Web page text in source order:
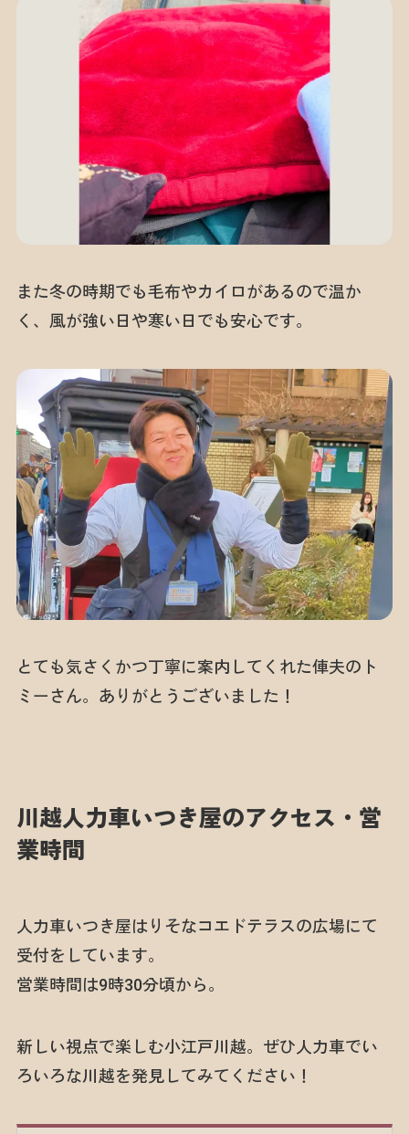
また冬の時期でも毛布やカイロがあるので温か
く、風が強い日や寒い日でも安心です。
とても気さくかつ丁寧に案内してくれた俥夫のト
ミーさん。ありがとうございました！
川越人力車いつき屋のアクセス・営
業時間
人力車いつき屋はりそなコエドテラスの広場にて
受付をしています。
営業時間は9時30分頃から。
新しい視点で楽しむ小江戸川越。ぜひ人力車でい
ろいろな川越を発見してみてください！